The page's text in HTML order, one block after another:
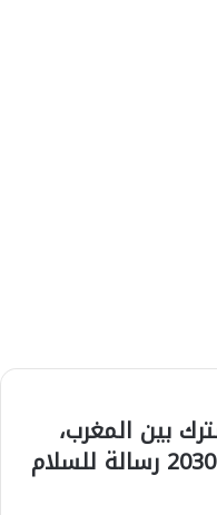
بين المغرب،
اسبانيا والبرتغال لمونديال 2030 رسالة للسلام